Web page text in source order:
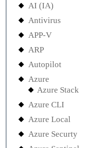
AI (IA)
Antivirus
APP-V
ARP
Autopilot
Azure
Azure Stack
Azure CLI
Azure Local
Azure Securty